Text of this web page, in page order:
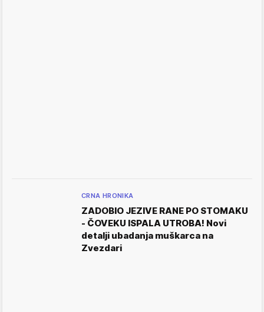
CRNA HRONIKA
ZADOBIO JEZIVE RANE PO STOMAKU
- ČOVEKU ISPALA UTROBA! Novi
detalji ubadanja muškarca na
Zvezdari